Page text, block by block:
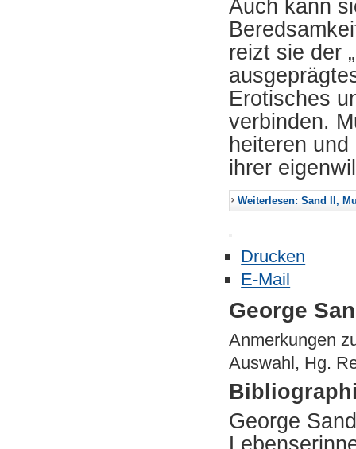
Auch kann
reizt sie der
Erotisches
verbinden.
heiteren
ihrer
Weiterlesen: Sand II,
Drucken
E-Mail
George
Anmerkungen
Auswahl, Hg.
George